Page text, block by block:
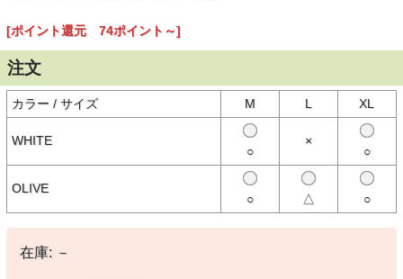
（単位：cm）
当店の計測方法はこちらをご確認ください。
【商品説明】
Pherrow's（フェローズ）夏の定番ヘンリーネックTシャツ。
3つボタン仕様のフロント、切りっぱなしにロックミシンが施された
ネック部分、縫い代幅があえて広めにとられた袖口がクラシカルな雰
囲気を演出。
【素材】
[ポイント還元 74ポイント～]
注文
カラー / サイズ M L XL
WHITE
○
×
○
OLIVE
○
△ ○
在庫: －